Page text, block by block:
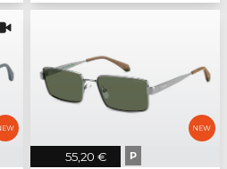
55,20 € P